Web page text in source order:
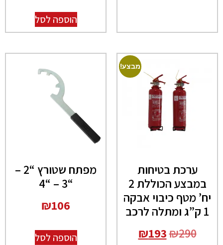
הוספה לסל
מבצע!
ערכת בטיחות
במבצע הכוללת 2
יח’ מטף כיבוי אבקה
1 ק”ג ומתלה לרכב
₪290
₪193
מפתח שטורץ “2 –
“3 – “4
₪106
הוספה לסל